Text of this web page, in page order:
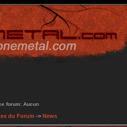
forum: Aucun
du Forum -> News